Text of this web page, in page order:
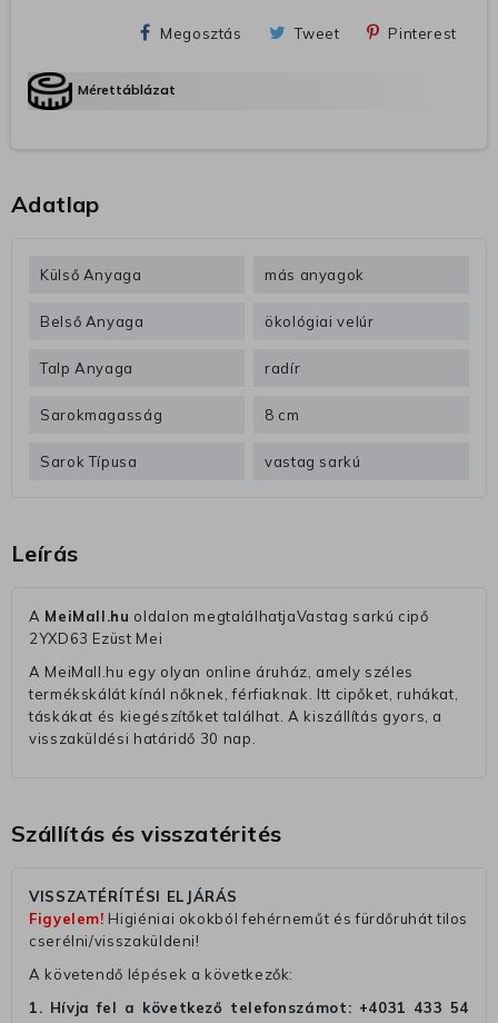
Megosztás Tweet Pinterest
Mérettáblázat
Adatlap
Külső Anyaga más anyagok
Belső Anyaga ökológiai velúr
Talp Anyaga radír
Sarokmagasság 8 cm
Sarok Típusa vastag sarkú
Leírás
A MeiMall.hu oldalon megtalálhatjaVastag sarkú cipő
2YXD63 Ezüst Mei
A MeiMall.hu egy olyan online áruház, amely széles
termékskálát kínál nőknek, férfiaknak. Itt cipőket, ruhákat,
táskákat és kiegészítőket találhat. A kiszállítás gyors, a
visszaküldési határidő 30 nap.
Szállítás és visszatérités
VISSZATÉRÍTÉSI ELJÁRÁS
Figyelem! Higiéniai okokból fehérneműt és fürdőruhát tilos
cserélni/visszaküldeni!
A követendő lépések a következők:
1. Hívja fel a következő telefonszámot: +4031 433 54